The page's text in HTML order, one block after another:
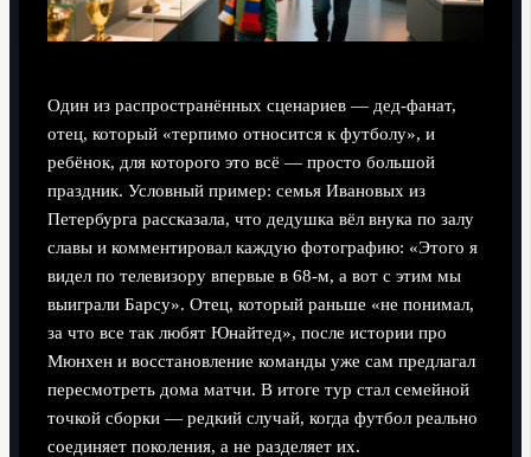
Один из распространённых сценариев — дед‑фанат,
отец, который «терпимо относится к футболу», и
ребёнок, для которого это всё — просто большой
праздник. Условный пример: семья Ивановых из
Петербурга рассказала, что дедушка вёл внука по залу
славы и комментировал каждую фотографию: «Этого я
видел по телевизору впервые в 68‑м, а вот с этим мы
выиграли Барсу». Отец, который раньше «не понимал,
за что все так любят Юнайтед», после истории про
Мюнхен и восстановление команды уже сам предлагал
пересмотреть дома матчи. В итоге тур стал семейной
точкой сборки — редкий случай, когда футбол реально
соединяет поколения, а не разделяет их.